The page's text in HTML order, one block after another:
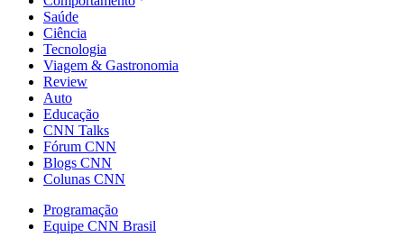
Saúde
Ciência
Tecnologia
Viagem & Gastronomia
Review
Auto
Educação
CNN Talks
Fórum CNN
Blogs CNN
Colunas CNN
Programação
Equipe CNN Brasil